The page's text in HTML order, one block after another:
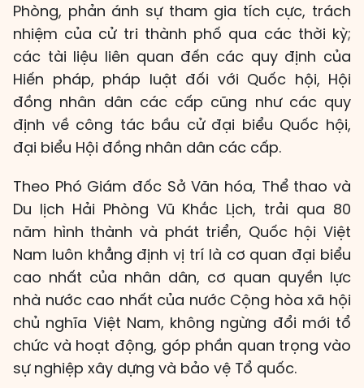
Phòng, phản ánh sự tham gia tích cực, trách
nhiệm của cử tri thành phố qua các thời kỳ;
các tài liệu liên quan đến các quy định của
Hiến pháp, pháp luật đối với Quốc hội, Hội
đồng nhân dân các cấp cũng như các quy
định về công tác bầu cử đại biểu Quốc hội,
đại biểu Hội đồng nhân dân các cấp.
Theo Phó Giám đốc Sở Văn hóa, Thể thao và
Du lịch Hải Phòng Vũ Khắc Lịch, trải qua 80
năm hình thành và phát triển, Quốc hội Việt
Nam luôn khẳng định vị trí là cơ quan đại biểu
cao nhất của nhân dân, cơ quan quyền lực
nhà nước cao nhất của nước Cộng hòa xã hội
chủ nghĩa Việt Nam, không ngừng đổi mới tổ
chức và hoạt động, góp phần quan trọng vào
sự nghiệp xây dựng và bảo vệ Tổ quốc.